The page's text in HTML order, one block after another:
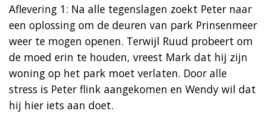
Aflevering 1: Na alle tegenslagen zoekt Peter naar
een oplossing om de deuren van park Prinsenmeer
weer te mogen openen. Terwijl Ruud probeert om
de moed erin te houden, vreest Mark dat hij zijn
woning op het park moet verlaten. Door alle
stress is Peter flink aangekomen en Wendy wil dat
hij hier iets aan doet.